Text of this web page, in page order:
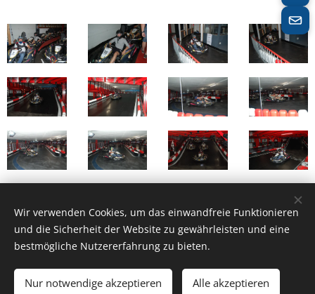
Share
Wir verwenden Cookies, um das einwandfreie Funktionieren
und die Sicherheit der Website zu gewährleisten und eine
bestmögliche Nutzererfahrung zu bieten.
Nur notwendige akzeptieren Alle akzeptieren